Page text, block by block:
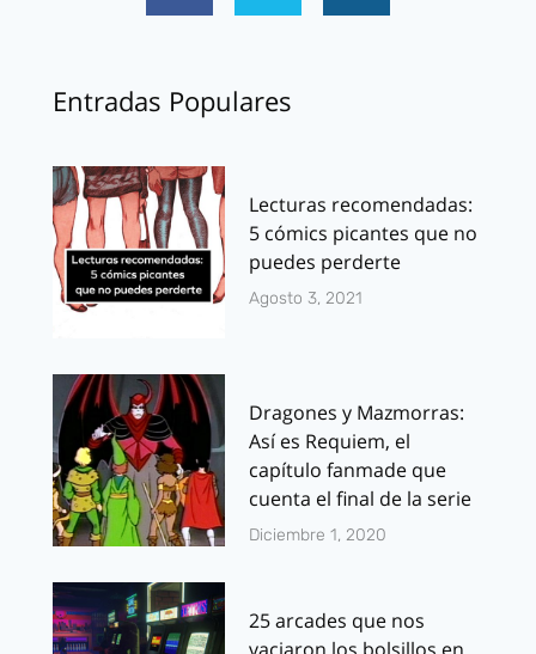
Entradas Populares
Lecturas recomendadas:
5 cómics picantes que no
puedes perderte
Agosto 3, 2021
Dragones y Mazmorras:
Así es Requiem, el
capítulo fanmade que
cuenta el final de la serie
Diciembre 1, 2020
25 arcades que nos